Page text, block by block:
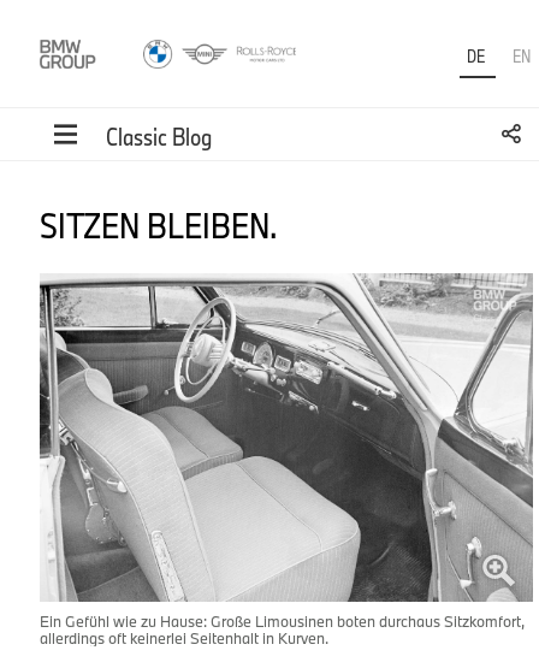
DE EN
Classic Blog
SITZEN BLEIBEN.
Ein Gefühl wie zu Hause: Große Limousinen boten durchaus Sitzkomfort,
allerdings oft keinerlei Seitenhalt in Kurven.